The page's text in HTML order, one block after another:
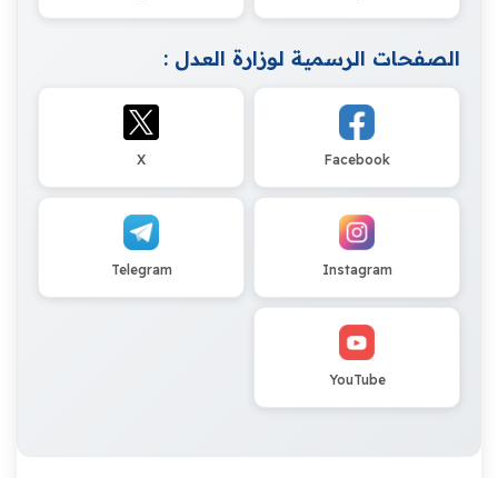
الصفحات الرسمية لوزارة العدل :
Facebook
X
Instagram
Telegram
YouTube